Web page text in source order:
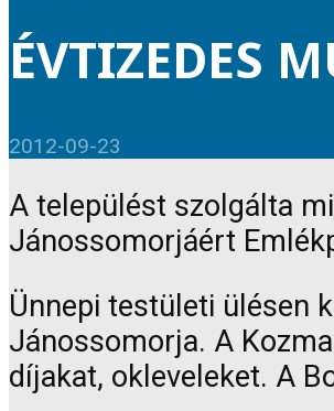
ÉVTIZEDES
2012-09-23
A települést szolgálta
Jánossomorjáért
Ünnepi testületi ülésen
Jánossomorja. A
díjakat, okleveleket. A